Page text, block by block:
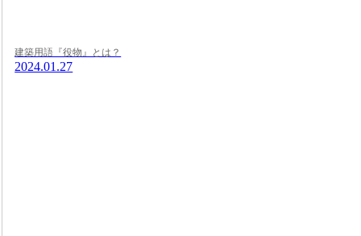
建築用語『役物』とは？
2024.01.27